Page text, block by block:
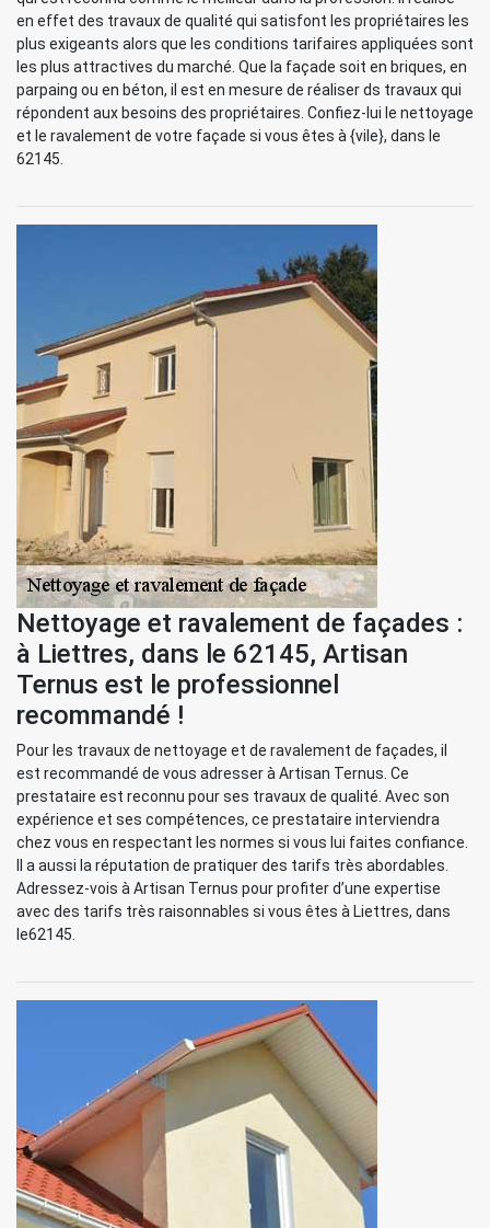
en effet des travaux de qualité qui satisfont les propriétaires les
plus exigeants alors que les conditions tarifaires appliquées sont
les plus attractives du marché. Que la façade soit en briques, en
parpaing ou en béton, il est en mesure de réaliser ds travaux qui
répondent aux besoins des propriétaires. Confiez-lui le nettoyage
et le ravalement de votre façade si vous êtes à {vile}, dans le
62145.
Nettoyage et ravalement de façades :
à Liettres, dans le 62145, Artisan
Ternus est le professionnel
recommandé !
Pour les travaux de nettoyage et de ravalement de façades, il
est recommandé de vous adresser à Artisan Ternus. Ce
prestataire est reconnu pour ses travaux de qualité. Avec son
expérience et ses compétences, ce prestataire interviendra
chez vous en respectant les normes si vous lui faites confiance.
Il a aussi la réputation de pratiquer des tarifs très abordables.
Adressez-vois à Artisan Ternus pour profiter d’une expertise
avec des tarifs très raisonnables si vous êtes à Liettres, dans
le62145.